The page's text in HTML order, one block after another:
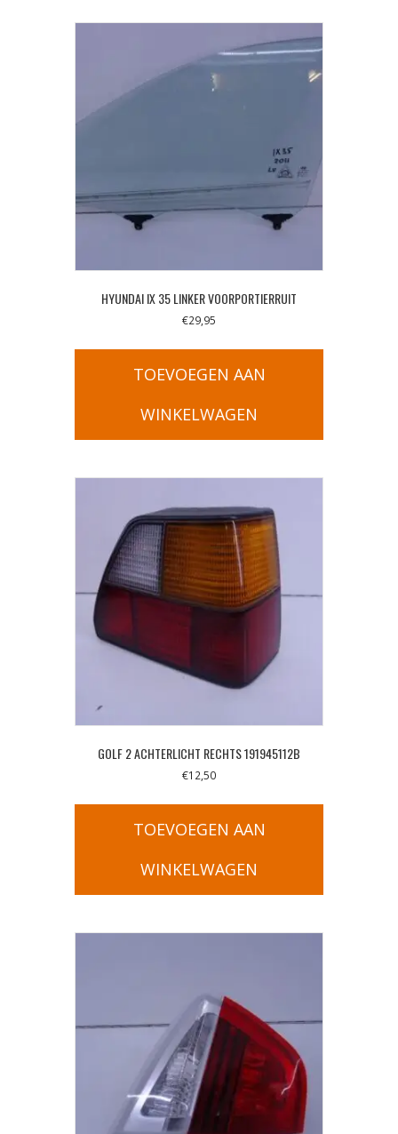
HYUNDAI IX 35 LINKER VOORPORTIERRUIT
€29,95
TOEVOEGEN AAN
WINKELWAGEN
GOLF 2 ACHTERLICHT RECHTS 191945112B
€12,50
TOEVOEGEN AAN
WINKELWAGEN